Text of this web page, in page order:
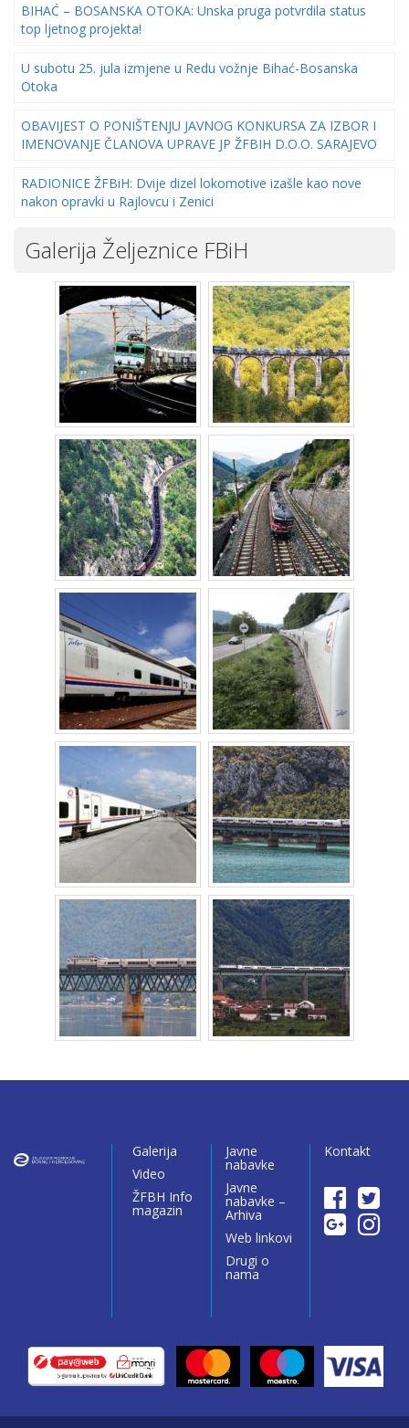
BIHAĆ – BOSANSKA OTOKA: Unska pruga potvrdila status
top ljetnog projekta!
U subotu 25. jula izmjene u Redu vožnje Bihać-Bosanska
Otoka
OBAVIJEST O PONIŠTENJU JAVNOG KONKURSA ZA IZBOR I
IMENOVANJE ČLANOVA UPRAVE JP ŽFBIH D.O.O. SARAJEVO
RADIONICE ŽFBiH: Dvije dizel lokomotive izašle kao nove
nakon opravki u Rajlovcu i Zenici
Galerija Željeznice FBiH
Galerija
Video
ŽFBH Info
magazin
Javne
nabavke
Javne
nabavke –
Arhiva
Web linkovi
Drugi o
nama
Kontakt